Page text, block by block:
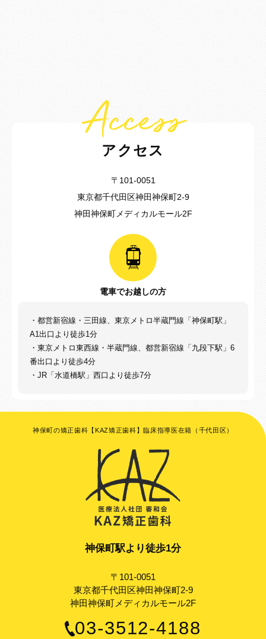
Access
アクセス
〒101-0051
東京都千代田区神田神保町2-9
神田神保町メディカルモール2F
電車でお越しの方
・都営新宿線・三田線、東京メトロ半蔵門線「神保町駅」
A1出口より徒歩1分
・東京メトロ東西線・半蔵門線、都営新宿線「九段下駅」6
番出口より徒歩4分
・JR「水道橋駅」西口より徒歩7分
神保町の矯正歯科【KAZ矯正歯科】臨床指導医在籍（千代田区）
神保町駅より徒歩1分
〒101-0051
東京都千代田区神田神保町2-9
神田神保町メディカルモール2F
03-3512-4188